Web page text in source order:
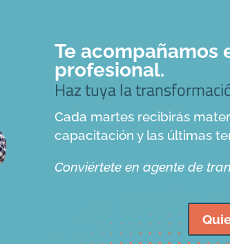
Te acompañamos
profesional.
Haz tuya la
Cada martes recibirás
capacitación y las últimas
Conviértete en agente de